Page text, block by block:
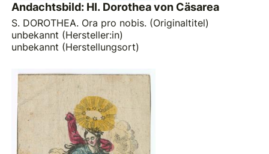
Andachtsbild: Hl. Dorothea von Cäsarea
S. DOROTHEA. Ora pro nobis. (Originaltitel)
unbekannt (Hersteller:in)
unbekannt (Herstellungsort)